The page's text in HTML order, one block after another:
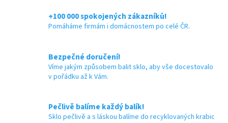
+100 000 spokojených zákazníků!
Pomáháme firmám i domácnostem po celé ČR.
Bezpečné doručení!
Víme jakým způsobem balit sklo, aby vše docestovalo
v pořádku až k Vám.
Pečlivě balíme každý balík!
Sklo pečlivě a s láskou balíme do recyklovaných krabic